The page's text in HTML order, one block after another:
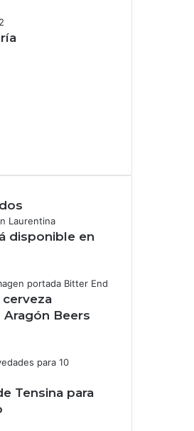
disponible en
Aragón Beers
Tensina para